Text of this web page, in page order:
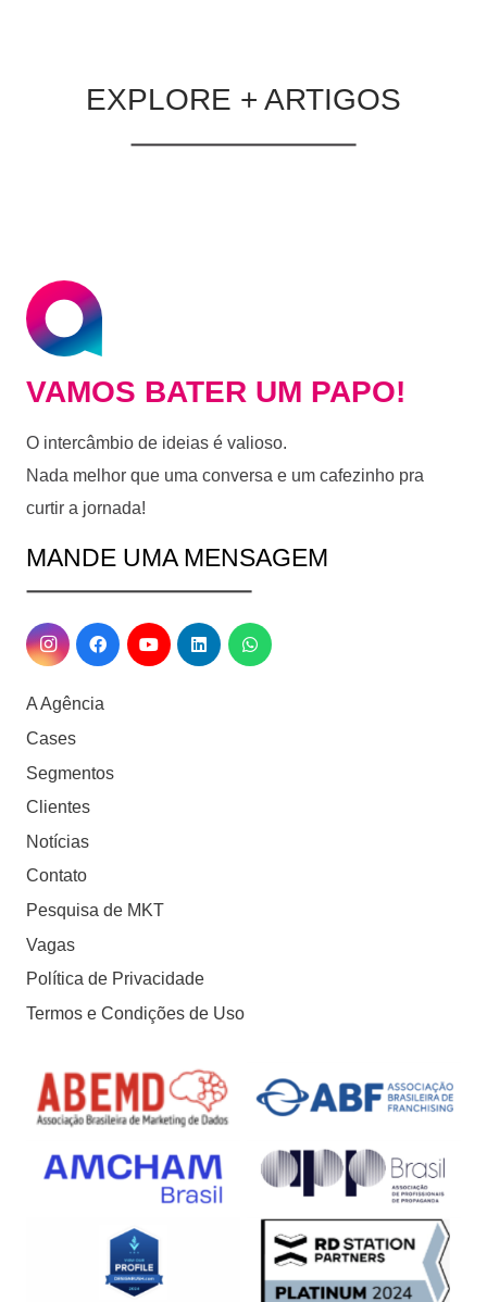
EXPLORE + ARTIGOS
VAMOS BATER UM PAPO!
O intercâmbio de ideias é valioso.
Nada melhor que uma conversa e um cafezinho pra
curtir a jornada!
MANDE UMA MENSAGEM
A Agência
Cases
Segmentos
Clientes
Notícias
Contato
Pesquisa de MKT
Vagas
Política de Privacidade
Termos e Condições de Uso